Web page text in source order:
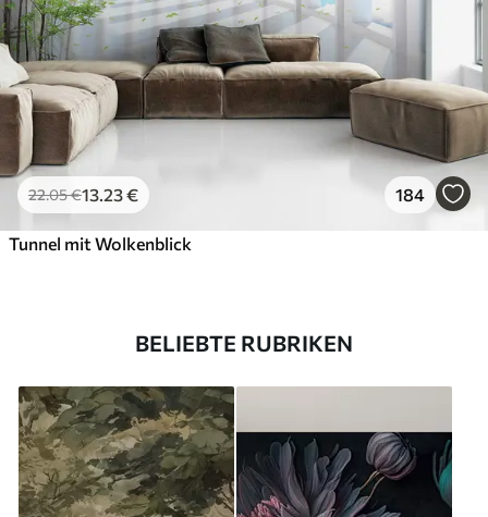
22.05€13 .23€ 184
Tunnel mit Wolkenblick
BELIEBTE RUBRIKEN